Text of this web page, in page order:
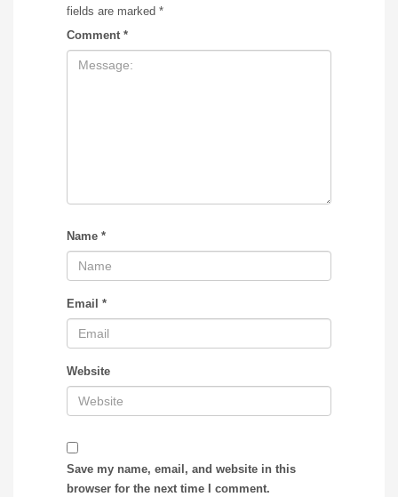
fields are marked *
Comment *
Name *
Email *
Website
Save my name, email, and website in this
browser for the next time I comment.